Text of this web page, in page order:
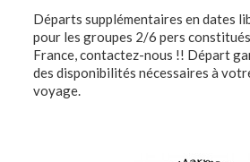
Départs supplémentaires en dates
pour les groupes 2/6 pers constitués
France, contactez-nous !! Départ
des disponibilités nécessaires à
voyage.